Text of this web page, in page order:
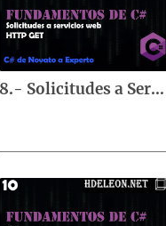
8.- Solicitudes a Servicios Web por HTTP GET | Curso de fundamentos de C#